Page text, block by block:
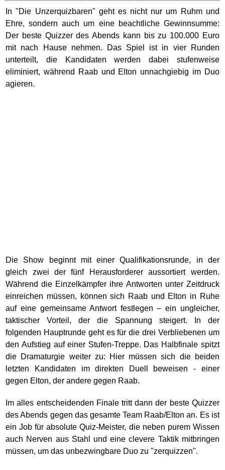
In "Die Unzerquizbaren" geht es nicht nur um Ruhm und
Ehre, sondern auch um eine beachtliche Gewinnsumme:
Der beste Quizzer des Abends kann bis zu 100.000 Euro
mit nach Hause nehmen. Das Spiel ist in vier Runden
unterteilt, die Kandidaten werden dabei stufenweise
eliminiert, während Raab und Elton unnachgiebig im Duo
agieren.
Die Show beginnt mit einer Qualifikationsrunde, in der
gleich zwei der fünf Herausforderer aussortiert werden.
Während die Einzelkämpfer ihre Antworten unter Zeitdruck
einreichen müssen, können sich Raab und Elton in Ruhe
auf eine gemeinsame Antwort festlegen – ein ungleicher,
taktischer Vorteil, der die Spannung steigert. In der
folgenden Hauptrunde geht es für die drei Verbliebenen um
den Aufstieg auf einer Stufen-Treppe. Das Halbfinale spitzt
die Dramaturgie weiter zu: Hier müssen sich die beiden
letzten Kandidaten im direkten Duell beweisen - einer
gegen Elton, der andere gegen Raab.
Im alles entscheidenden Finale tritt dann der beste Quizzer
des Abends gegen das gesamte Team Raab/Elton an. Es ist
ein Job für absolute Quiz-Meister, die neben purem Wissen
auch Nerven aus Stahl und eine clevere Taktik mitbringen
müssen, um das unbezwingbare Duo zu "zerquizzen".